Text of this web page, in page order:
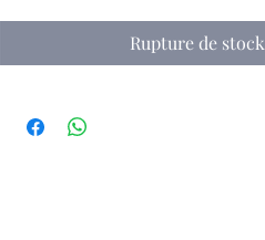
Rupture de stock